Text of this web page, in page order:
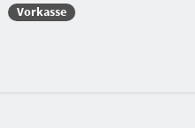
Vorkasse